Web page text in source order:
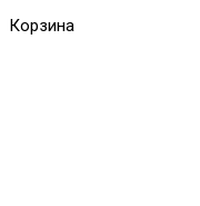
Корзина